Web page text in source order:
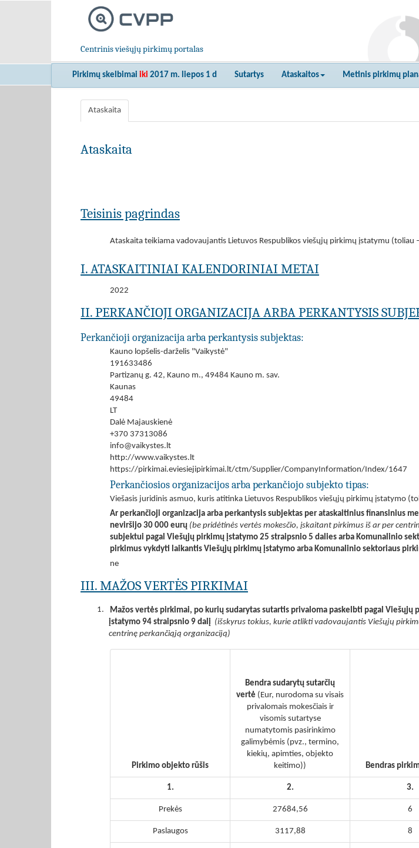
Centrinis viešųjų pirkimų portalas
Pirkimų skelbimai iki 2017 m. liepos 1 d Sutartys Ataskaitos Metinis pirkimų
Ataskaita
Ataskaita
Teisinis pagrindas
Ataskaita teikiama vadovaujantis Lietuvos Respublikos viešųjų pirkimų įstatymu (toliau
I. ATASKAITINIAI KALENDORINIAI METAI
2022
II. PERKANČIOJI ORGANIZACIJA ARBA PERKANTYSIS
Perkančioji organizacija arba perkantysis subjektas:
Kauno lopšelis-darželis "Vaikystė"
191633486
Partizanų g. 42, Kauno m., 49484 Kauno m. sav.
Kaunas
49484
LT
Dalė Majauskienė
+370 37313086
info@vaikystes.lt
http://www.vaikystes.lt
https://pirkimai.eviesiejipirkimai.lt/ctm/Supplier/CompanyInformation/Index/1647
Perkančiosios organizacijos arba perkančiojo subjekto tipas:
Viešasis juridinis asmuo, kuris atitinka Lietuvos Respublikos viešųjų pirkimų įstatymo
Ar perkančioji organizacija arba perkantysis subjektas per ataskaitinius finansinius
neviršijo 30 000 eurų (be pridėtinės vertės mokesčio, įskaitant pirkimus iš ar per
subjektui pagal Viešųjų pirkimų įstatymo 25 straipsnio 5 dalies arba Komunalinio
pirkimus vykdyti laikantis Viešųjų pirkimų įstatymo arba Komunalinio sektoriaus
ne
III. MAŽOS VERTĖS PIRKIMAI
1.
Mažos vertės pirkimai, po kurių sudarytas sutartis privaloma paskelbti pagal
įstatymo 94 straipsnio 9 dalį (išskyrus tokius, kurie atlikti vadovaujantis Viešųjų
centrinę perkančiąją organizaciją)
Pirkimo objekto rūšis
Bendra sudarytų sutarčių
vertė (Eur, nurodoma su visais
privalomais mokesčiais ir
visomis sutartyse
numatytomis pasirinkimo
galimybėmis (pvz., termino,
kiekių, apimties, objekto
keitimo))
Bendras
1. 2. 3.
Prekės 27684,56 6
Paslaugos 3117,88 8